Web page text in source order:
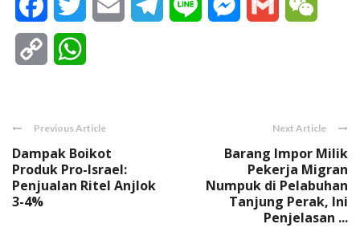
FacebookTwitter Email Telegram
Line Messenger
Gmail
Copy
Previous Article
Dampak Boikot
Produk Pro-Israel:
Penjualan Ritel Anjlok
3-4%
Next Article
Barang Impor Milik
Pekerja Migran
Numpuk di Pelabuhan
Tanjung Perak, Ini
Penjelasan ...